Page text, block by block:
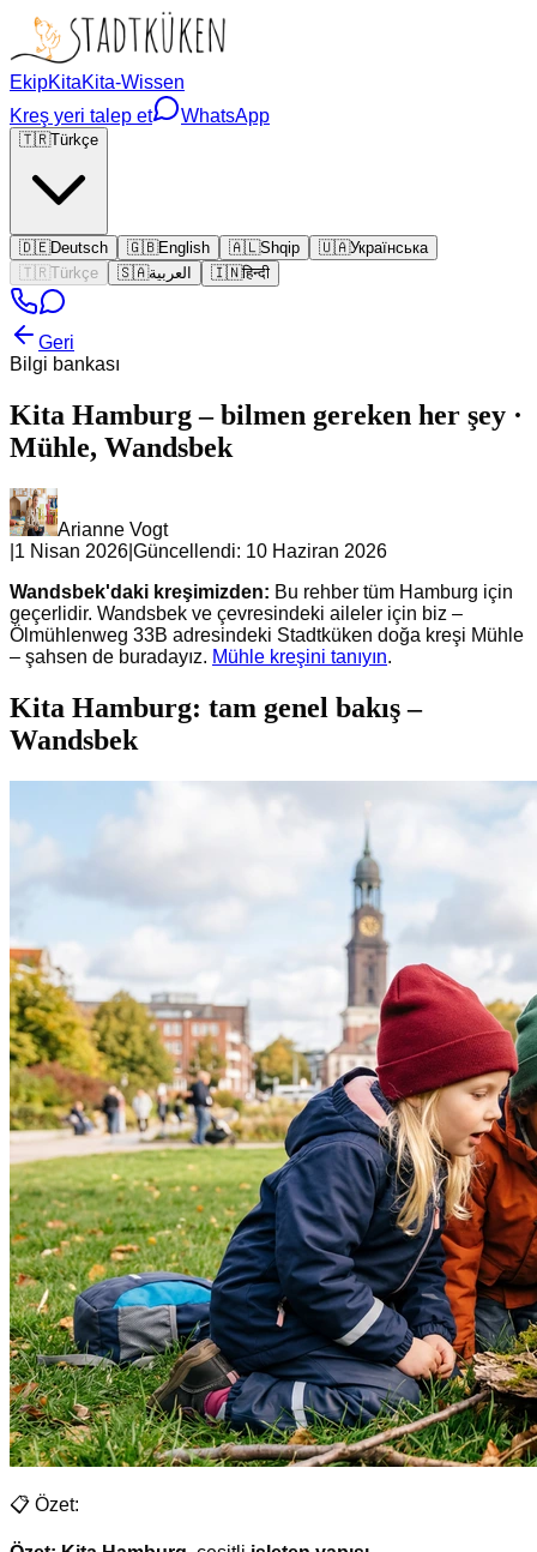
EkipKitaKita-Wissen
Kreş yeri talep et
WhatsApp
🇹🇷Türkçe
🇩🇪Deutsch 🇬🇧English 🇦🇱Shqip 🇺🇦Українська
🇹🇷 Türkçe 🇸🇦العربية 🇮🇳हिन्दी
Geri
Bilgi bankası
Kita Hamburg – bilmen gereken her şey ·
Mühle, Wandsbek
Arianne Vogt
1 Nisan 2026 Güncellendi: 10 Haziran 2026
Wandsbek'daki kreşimizden: Bu rehber tüm Hamburg için
geçerlidir. Wandsbek ve çevresindeki aileler için biz –
Ölmühlenweg 33B adresindeki Stadtküken doğa kreşi Mühle
– şahsen de buradayız. Mühle kreşini tanıyın.
Kita Hamburg: tam genel bakış –
Wandsbek
📋 Özet: